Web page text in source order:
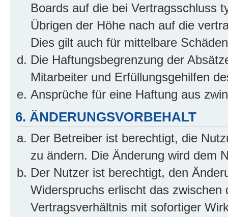
Boards auf die bei Vertragsschluss
Übrigen der Höhe nach auf die
Dies gilt auch für mittelbare
Die Haftungsbegrenzung der
Mitarbeiter und Erfüllungsgehilfen
Ansprüche für eine Haftung aus
6. ÄNDERUNGSVORBEHALT
Der Betreiber ist berechtigt, die
zu ändern. Die Änderung wird dem
Der Nutzer ist berechtigt, den
Widerspruchs erlischt das
Vertragsverhältnis mit sofortiger